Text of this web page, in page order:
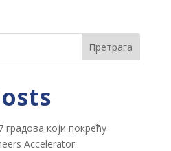
Претрага
који покрећу
Accelerator